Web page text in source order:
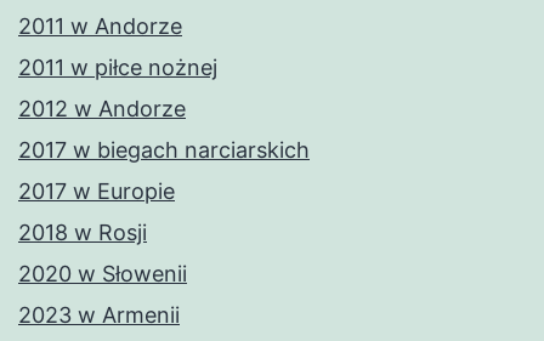
2011 w Andorze
2011 w piłce nożnej
2012 w Andorze
2017 w biegach narciarskich
2017 w Europie
2018 w Rosji
2020 w Słowenii
2023 w Armenii